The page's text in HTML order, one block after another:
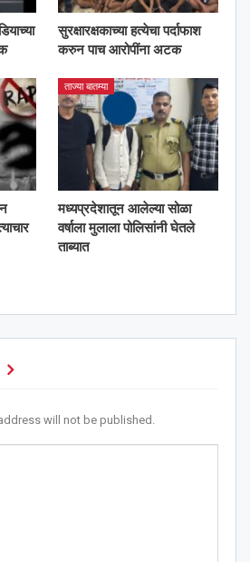
सुरक्षारक्षकाच्या हत्येचा पर्दाफाश
करुन पाच आरोपींना अटक
ताज्या बातम्या
मध्यप्रदेशातून आलेल्या सोळा
वर्षाला मुलाला पोलिसांनी घेतले
ताब्यात
will not be published.